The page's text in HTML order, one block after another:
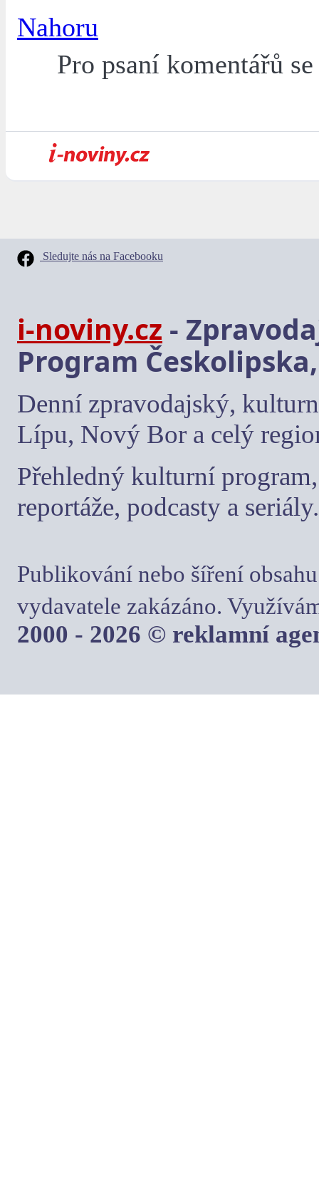
Nahoru
Pro psaní komentářů
Sledujte nás na Facebooku
i-noviny.cz -
Program
Denní zpravodajský,
Lípu, Nový Bor a celý
Přehledný kulturní
reportáže, podcasty a seriály.
Publikování nebo šíření
vydavatele zakázáno.
2000 - 2026 © reklamní